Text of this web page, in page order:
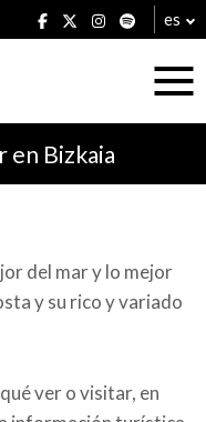
es
en Bizkaia
del mar y lo mejor
y su rico y variado
ver o visitar, en